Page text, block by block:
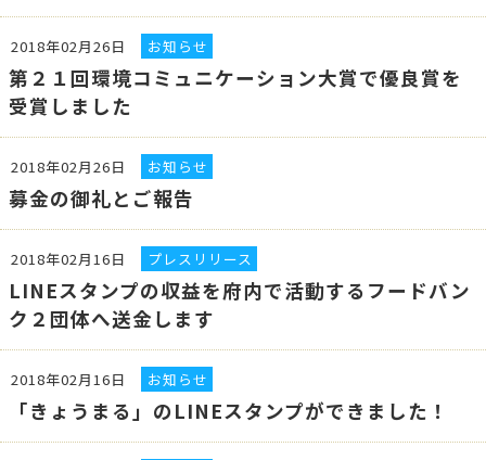
2018年02月26日 お知らせ
第２１回環境コミュニケーション大賞で優良賞を
受賞しました
2018年02月26日 お知らせ
募金の御礼とご報告
2018年02月16日 プレスリリース
LINEスタンプの収益を府内で活動するフードバン
ク２団体へ送金します
2018年02月16日 お知らせ
「きょうまる」のLINEスタンプができました！